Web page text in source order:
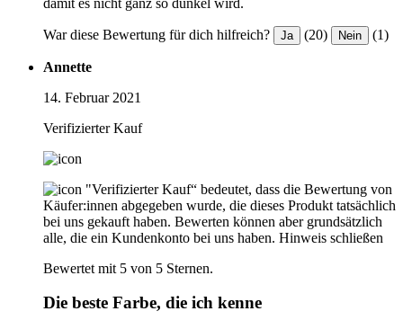
War diese Bewertung für dich hilfreich? Ja (20) Nein (1)
Annette
14. Februar 2021
Verifizierter Kauf
"Verifizierter Kauf“ bedeutet, dass die Bewertung von
Käufer:innen abgegeben wurde, die dieses Produkt tatsächlich
bei uns gekauft haben. Bewerten können aber grundsätzlich
alle, die ein Kundenkonto bei uns haben. Hinweis schließen
Bewertet mit 5 von 5 Sternen.
Die beste Farbe, die ich kenne